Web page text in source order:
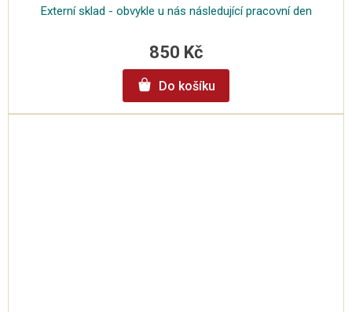
Externí sklad - obvykle u nás následující pracovní den
850 Kč
Do košíku